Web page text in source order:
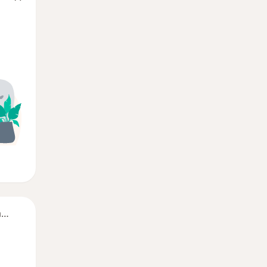
Segunda-feira